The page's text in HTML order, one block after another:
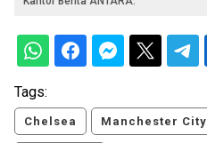
Tags:
Chelsea Manchester City